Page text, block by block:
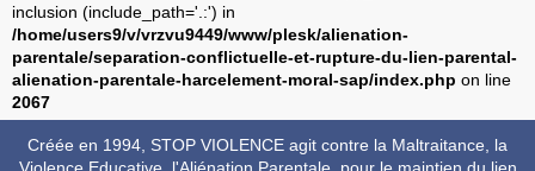
inclusion (include_path='.:') in
/home/users9/v/vrzvu9449/www/plesk/alienation-
parentale/separation-conflictuelle-et-rupture-du-lien-parental-
alienation-parentale-harcelement-moral-sap/index.php on line
2067
Créée en 1994, STOP VIOLENCE agit contre la Maltraitance, la